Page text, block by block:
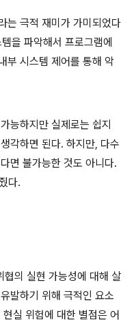
는 극적 재미가 가미되었다
을 파악해서 프로그램에
부 시스템 제어를 통해 악
능하지만 실제로는 쉽지
각하면 된다. 하지만, 다수
면 불가능한 것도 아니다.
다.
의 실현 가능성에 대해 살
발하기 위해 극적인 요소
실 위험에 대한 별점은 어